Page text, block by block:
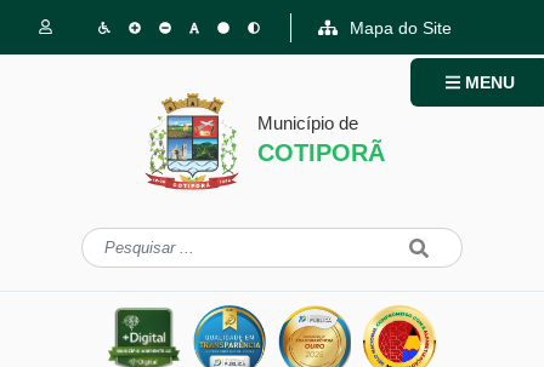
Mapa do Site
Município de
COTIPORÃ
MENU